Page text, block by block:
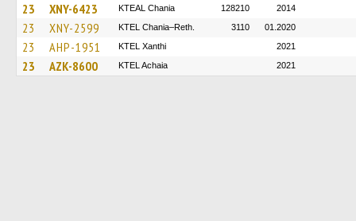
23 XNY-6423 KTEAL Chania 128210 2014
23 XNY-2599 KTEL Chania–Reth. 3110 01.2020
23 AHP-1951 KTEL Xanthi 2021
23 AZK-8600 KTEL Achaia 2021